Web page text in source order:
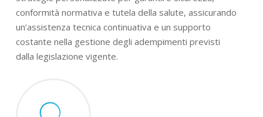
conformità normativa e tutela della salute, assicurando
un’assistenza tecnica continuativa e un supporto
costante nella gestione degli adempimenti previsti
dalla legislazione vigente.